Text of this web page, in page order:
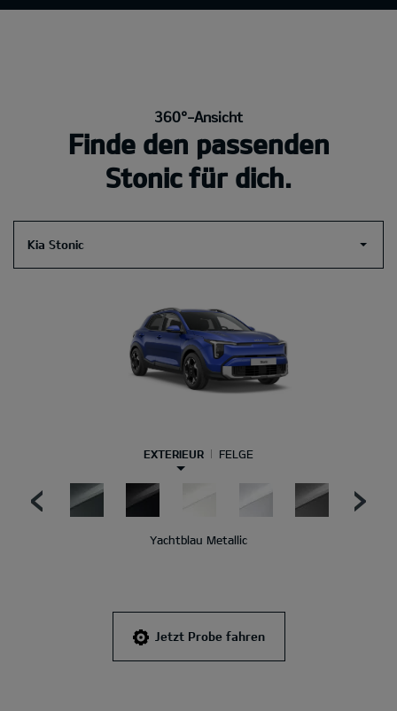
360°-Ansicht
Finde den passenden
Stonic für dich.
Kia Stonic
EXTERIEUR FELGE
Yachtblau Metallic
Jetzt Probe fahren